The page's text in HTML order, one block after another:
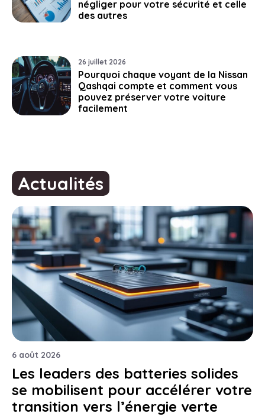
négliger pour votre sécurité et celle
des autres
26 juillet 2026
Pourquoi chaque voyant de la Nissan
Qashqai compte et comment vous
pouvez préserver votre voiture
facilement
Actualités
6 août 2026
Les leaders des batteries solides
se mobilisent pour accélérer votre
transition vers l’énergie verte